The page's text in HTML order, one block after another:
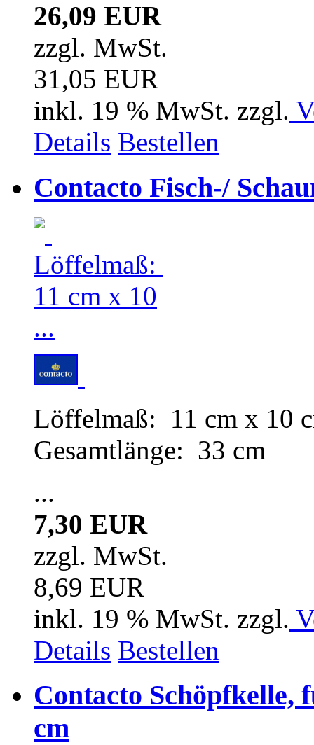
26,09 EUR
zzgl. MwSt.
31,05 EUR
inkl. 19 % MwSt. zzgl.
Details Bestellen
Contacto Fisch-/
Löffelmaß: 11 cm x 10
Gesamtlänge: 33 cm
...
7,30 EUR
zzgl. MwSt.
8,69 EUR
inkl. 19 % MwSt. zzgl.
Details Bestellen
Contacto Schöpfkelle,
cm